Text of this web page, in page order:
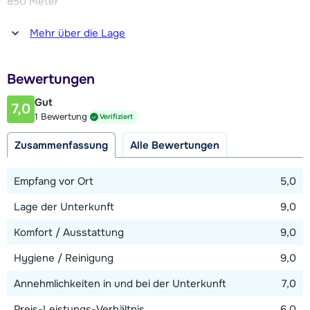
zulässige Belegung 8 Personen.
Entfernung zum(r) Restaurant oder zur Bar
850 Meter
850 Meter
Entfernung zum Skilift
850 Meter
Entfernung zur Skibushaltestelle
Mehr über die Lage
Bewertungen
7,0 Gut
1 Bewertung Verifiziert
Zusammenfassung Alle Bewertungen
Empfang vor Ort
5,0
Lage der Unterkunft
9,0
Komfort / Ausstattung
9,0
Hygiene / Reinigung
9,0
Annehmlichkeiten in und bei der Unterkunft
7,0